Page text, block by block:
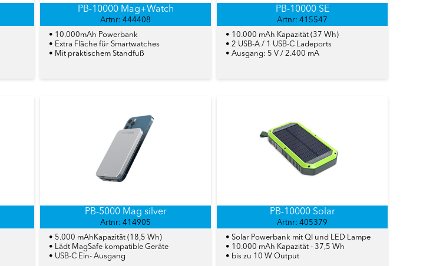
PB-10000 Solar
Artnr: 405379
• Solar Powerbank mit QI und LED Lampe
• 10.000 mAh Kapazität - 37,5 Wh
• bis zu 10 W Output
PB-5000 Mag silver
Artnr: 414905
• 5.000 mAhKapazität (18,5 Wh)
• Lädt MagSafe kompatible Geräte
• USB-C Ein- Ausgang
PB-10000 SE
Artnr: 415547
• 10.000 mAh Kapazität (37 Wh)
• 2 USB-A / 1 USB-C Ladeports
• Ausgang: 5 V / 2.400 mA
PB-10000 Mag+Watch
Artnr: 444408
• 10.000mAh Powerbank
• Extra Fläche für Smartwatches
• Mit praktischem Standfuß